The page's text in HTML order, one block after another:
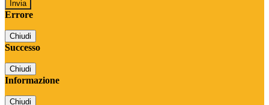
Errore
Chiudi
Successo
Chiudi
Informazione
Chiudi